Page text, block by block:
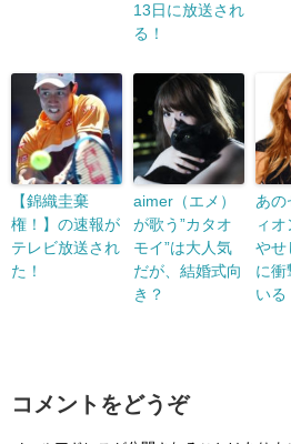
13日に放送され
る！
【錦織圭棄
権！】の速報が
テレビ放送され
た！
aimer（エメ）
が歌う”カタオ
モイ”は大人気
だが、結婚式向
き？
あの
ィ
やせ
に衝
いる
コメントをどうぞ